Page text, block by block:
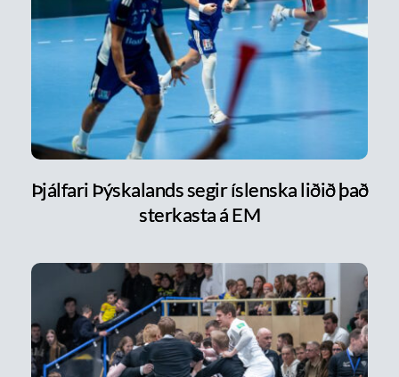
Þjálfari Þýskalands segir íslenska liðið það
sterkasta á EM